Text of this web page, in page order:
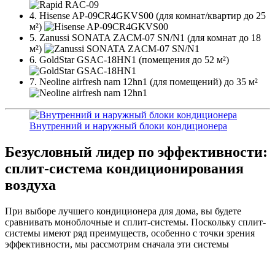
4. Hisense AP-09CR4GKVS00 (для комнат/квартир до 25
м²)
5. Zanussi SONATA ZACM-07 SN/N1 (для комнат до 18
м²)
6. GoldStar GSAC-18HN1 (помещения до 52 м²)
7. Neoline airfresh nam 12hn1 (для помещений) до 35 м²
Внутренний и наружный блоки кондиционера
Безусловный лидер по эффективности:
сплит-система кондиционирования
воздуха
При выборе лучшего кондиционера для дома, вы будете
сравнивать моноблочные и сплит-системы. Поскольку сплит-
системы имеют ряд преимуществ, особенно с точки зрения
эффективности, мы рассмотрим сначала эти системы